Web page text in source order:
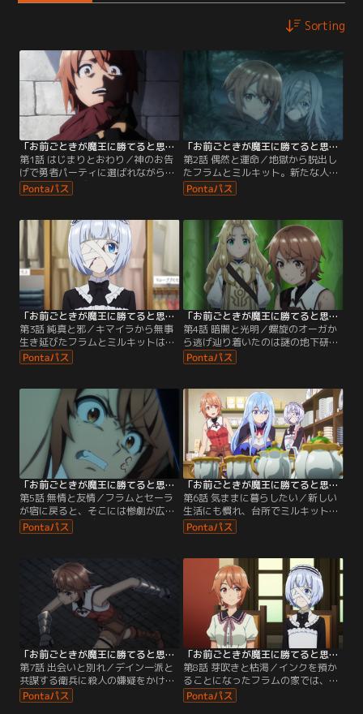
Sorting
「お前ごときが魔王に勝てると思うな」と勇者パーティを追放されたので、王都で気ままに暮らしたい 第01話
第1話 はじまりとおわり／神のお告
げで勇者パーティに選ばれながら、
能力値オールゼロだったフラムは賢
者ジーンにより奴隷商に売られてし
も承諾し、信頼していた勇者ですら
「あの顔を二度と見なくて済むと
清々する」と言い放ったという。奴
隷としても役立たずの烙印を押され
たフラムは、余興としてその命を奪
われようとしていた。
「お前ごときが魔王に勝てると思うな」と勇者パーティを追放されたので、王都で気ままに暮らしたい 第02話
第2話 偶然と運命／地獄から脱出し
たフラムとミルキット。新たな人生
を歩むため冒険者ライセンスを取得
し、初の依頼に向かう。Fランクの
れは、Fランクよりも遥かに強力なD
ランクの魔物であった。しかし圧倒
的な力を手に入れたフラムには関係
ない--そのはずだった。そこに現れ
たのは異形のワーウルフ。謎の化け
物が次々と…。
「お前ごときが魔王に勝てると思うな」と勇者パーティを追放されたので、王都で気ままに暮らしたい 第03話
第3話 純真と邪／キマイラから無事
生き延びたフラムとミルキットは、
新しい服を買ったりと束の間の平和
を満喫していた。とある日、ひった
た商人のリーチから「妻の病気を治
すため薬草を探してほしい」と依頼
される。共に犯人を捕まえた修道女
のセーラも加わり、3人は薬草を求
めて山村へ向かう。フラムにとっ
て…。
「お前ごときが魔王に勝てると思うな」と勇者パーティを追放されたので、王都で気ままに暮らしたい 第04話
第4話 暗闇と光明／螺旋のオーガか
ら逃げ辿り着いたのは謎の地下研究
施設だった。そこで見つけた研究ノ
ートには恐ろしい実験の記録、そし
た。「なんで私の名前がここに出て
くるの？」と困惑するフラムの前に
助けを求める女性が現れる。しか
し、それは罠だった…！女性の顔は
渦巻く肉塊に変貌し…。
「お前ごときが魔王に勝てると思うな」と勇者パーティを追放されたので、王都で気ままに暮らしたい 第05話
第5話 無情と友情／フラムとセーラ
が宿に戻ると、そこには惨劇が広が
っていた……。デインの配下たちが
ステュード親子を刺し、ミルキット
フラムは容赦なく始末するが、その
冷徹な処刑を目の当たりにしたセー
ラは困惑を隠せずにいた。一方、魔
族の城では三魔将たちがフラムの
【反転】の力について議論を交わし
ていた。
「お前ごときが魔王に勝てると思うな」と勇者パーティを追放されたので、王都で気ままに暮らしたい 第06話
第6話 気ままに暮らしたい／新しい
生活にも慣れ、台所でミルキットが
朝食を作る微笑ましい光景にフラム
も心がほころぶ。勇者パーティーを
になり、賑やかな毎日を送ってい
た。唯一の懸念は冒険者ギルドでデ
インから向けられる猜疑の目。仲間
の行方不明の原因としてフラムを疑
っているのだ。その場は冷静を装い
フラムが帰宅すると…。
「お前ごときが魔王に勝てると思うな」と勇者パーティを追放されたので、王都で気ままに暮らしたい 第07話
第7話 出会いと別れ／デイン一派と
共謀する衛兵に殺人の嫌疑をかけら
れ、追われる身となったフラム。街
にはお尋ね者の貼り紙まで作られて
「お前ごときが魔王に勝てると思うな」と勇者パーティを追放されたので、王都で気ままに暮らしたい 第08話
第8話 芽吹きと枯渇／インクを預か
ることになったフラムの家では、に
ぎやかであたたかい生活が始まっ
た。冒険者ギルドでインクの行方不